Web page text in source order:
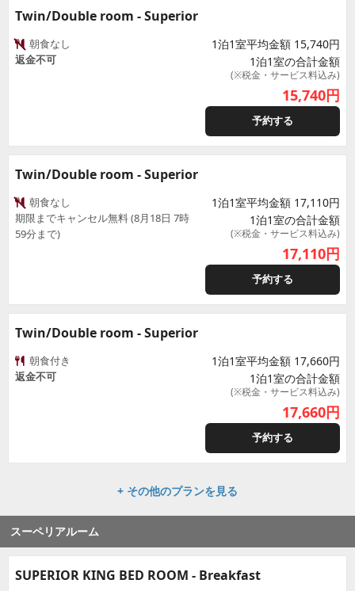
Twin/Double room - Superior
朝食なし
返金不可
1泊1室平均金額 15,740円
1泊1室の合計金額
(※税金・サービス料込み)
15,740円
予約する
Twin/Double room - Superior
朝食なし
期限までキャンセル無料 (8月18日 7時
59分まで)
1泊1室平均金額 17,110円
1泊1室の合計金額
(※税金・サービス料込み)
17,110円
予約する
Twin/Double room - Superior
朝食付き
返金不可
1泊1室平均金額 17,660円
1泊1室の合計金額
(※税金・サービス料込み)
17,660円
予約する
+ その他のプランを見る
スーペリアルーム
SUPERIOR KING BED ROOM - Breakfast